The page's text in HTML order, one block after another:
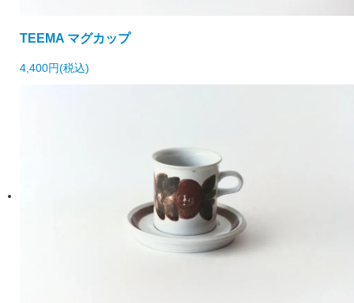
TEEMA マグカップ
4,400円(税込)